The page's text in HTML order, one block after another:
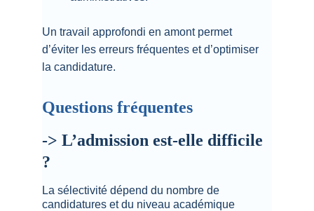
Un travail approfondi en amont permet
d’éviter les erreurs fréquentes et d’optimiser
la candidature.
Questions fréquentes
-> L’admission est-elle difficile
?
La sélectivité dépend du nombre de
candidatures et du niveau académique